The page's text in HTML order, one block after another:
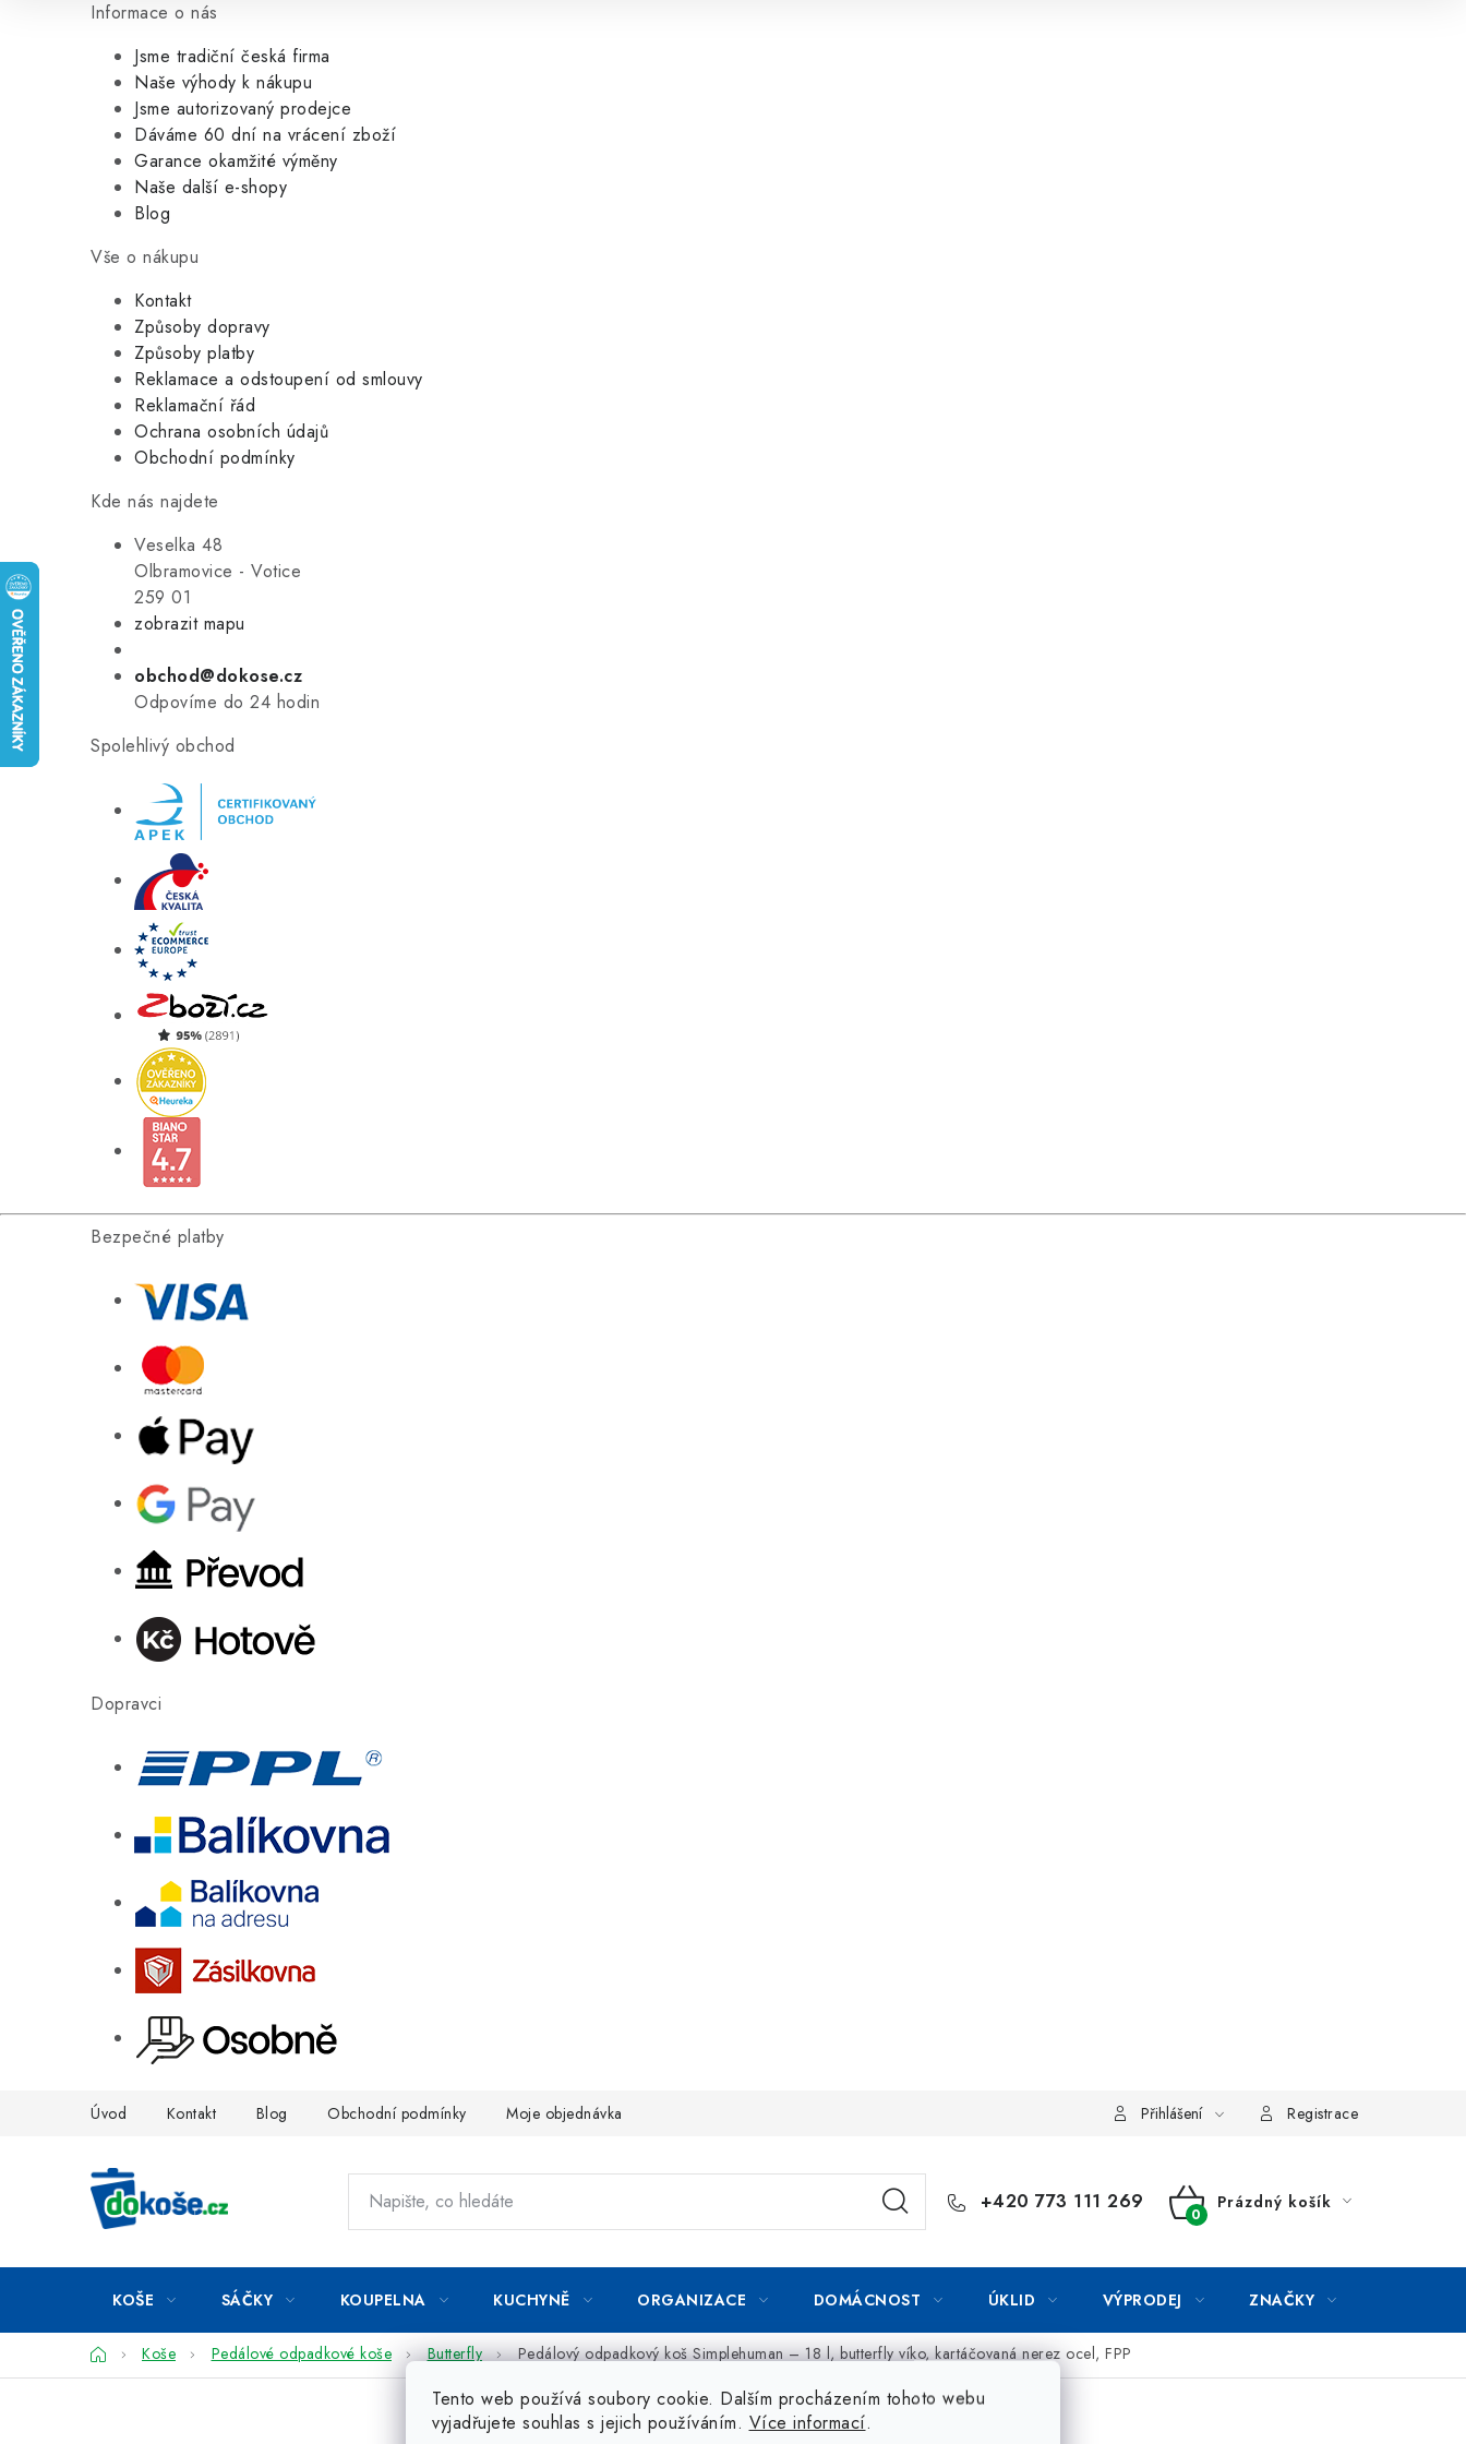
Informace o nás
Jsme tradiční česká firma
Naše výhody k nákupu
Jsme autorizovaný prodejce
Dáváme 60 dní na vrácení zboží
Garance okamžité výměny
Naše další e-shopy
Blog
Vše o nákupu
Kontakt
Způsoby dopravy
Způsoby platby
Reklamace a odstoupení od smlouvy
Reklamační řád
Ochrana osobních údajů
Obchodní podmínky
Kde nás najdete
Veselka 48
Olbramovice - Votice
259 01
zobrazit mapu
obchod@dokose.cz
Odpovíme do 24 hodin
Spolehlivý obchod
Bezpečné platby
Dopravci
Tento web používá soubory cookie. Dalším procházením tohoto webu
vyjadřujete souhlas s jejich používáním. Více informací.
Úvod Kontakt Blog Obchodní podmínky Moje objednávka Přihlášení Registrace
+420 773 111 269
NÁKUPNÍ
Prázdný košík
KOŠE SÁČKY KOUPELNA KUCHYNĚ ORGANIZACE DOMÁCNOST ÚKLID VÝPRODEJ ZNAČKY
DomůKoše Pedálové odpadkové koše Butterfly Pedálový odpadkový koš Simplehuman – 18 l, butterfly víko, kartáčovaná nerez ocel, FPP